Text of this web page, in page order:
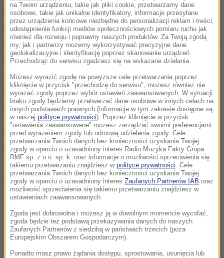
W okolicach miasta Larisa, w pobliżu którego
znalazło się epicentrum wstrząsówuszkodzone
zostały liczne budynki, w tym szkoła i kościoły. Nie
ma jednak informacji o osobach poszkodowanych.
Obrona Cywilna poinformowała, że osuwiska ziemi,
które powstały w pobliżu epicentrum, zablokowały
częściowo lokalne drogi.
Epicentrum wstrząsu było około 22 km na północny
zachód od Larisy, 350 km na północ od Aten .
Dalsza część artykułu pod materiałem video:
na Twoim urządzeniu, takie jak pliki cookie, przetwarzamy dane
osobowe, takie jak unikalne identyfikatory, informacje przesyłane
przez urządzenia końcowe niezbędne do personalizacji reklam i treści,
udostępnienie funkcji mediów społecznościowych pomiaru ruchu jak
również dla rozwoju i poprawny naszych produktów. Za Twoją zgodą
my, jak i partnerzy możemy wykorzystywać precyzyjne dane
geolokalizacyjne i identyfikację poprzez skanowanie urządzeń.
Przechodząc do serwisu zgadzasz się na wskazane działania.
Możesz wyrazić zgodę na powyższe cele przetwarzania poprzez
kliknięcie w przycisk "przechodzę do serwisu", możesz również nie
wyrażać zgody poprzez wybór ustawień zaawansowanych. W sytuacji
braku zgody będziemy przetwarzać dane osobowe w innych celach na
innych podstawach prawnych (informacje w tym zakresie dostępne są
w naszej polityce prywatności). Poprzez kliknięcie w przycisk
"ustawienia zaawansowane" możesz zarządzać swoimi preferencjami
przed wyrażeniem zgody lub odmową udzielenia zgody. Cele
przetwarzania Twoich danych bez konieczności uzyskania Twojej
zgody w oparciu o uzasadniony interes Radio Muzyka Fakty Grupa
RMF sp. z o.o. sp. k. oraz informacje o możliwości sprzeciwienia się
takiemu przetwarzaniu znajdziesz w polityce prywatności. Cele
przetwarzania Twoich danych bez konieczności uzyskania Twojej
zgody w oparciu o uzasadniony interes Zaufanych Partnerów IAB oraz
możliwość sprzeciwienia się takiemu przetwarzaniu znajdziesz w
ustawieniach zaawansowanych.
Zgoda jest dobrowolna i możesz ją w dowolnym momencie wycofać,
zgoda będzie też podstawą przekazywania danych do naszych
Zaufanych Partnerów z siedzibą w państwach trzecich (poza
Europejskim Obszarem Gospodarczym).
Ponadto masz prawo żądania dostępu, sprostowania, usunięcia lub